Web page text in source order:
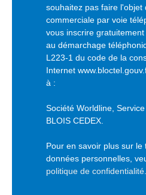
souhaitez pas faire l'objet
commerciale par voie
vous inscrire
au démarchage
L223-1 du code de la
Internet
à :
Société Worldline,
BLOIS CEDEX.
Pour en savoir plus sur le
données personnelles,
politique de confidentialité